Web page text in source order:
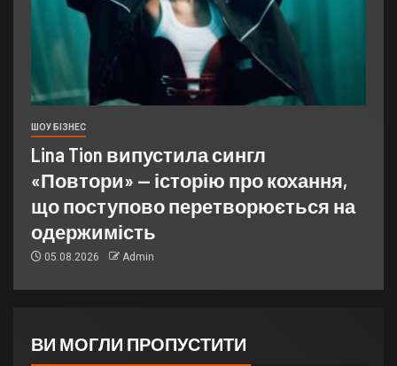
ШОУ БІЗНЕС
Lina Tion випустила сингл
«Повтори» — історію про кохання,
що поступово перетворюється на
одержимість
05.08.2026 Admin
ВИ МОГЛИ ПРОПУСТИТИ